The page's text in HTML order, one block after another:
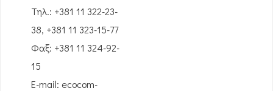
Τηλ.: +381 11 322-23-
38, +381 11 323-15-77
Φαξ: +381 11 324-92-
15
Ε-mail: ecocom-